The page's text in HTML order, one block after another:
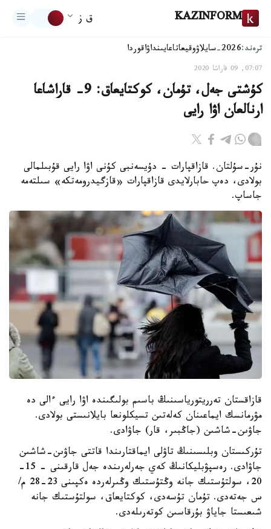
KAZINFORM ق ز
ترەند:2026-سايلاۋ وقيعاتاعايىنداۋاقوردا
07:07, 09 قاراشا 2020
كۇشتى جەل، تۇمان، كوكتايعاق: 9- قاراشاعا
ارنالعان اۋا رايى
نۇر-سۇلتان. قازاقپارات - دۇيسەنبى كۇنى اۋا رايى قۇبىلمالى
بولادى، دەپ حابارلايدى قازاقپارات «قازگيدرومەتكە» سىلتەمە
جاساپ.
قازاقستان تەرريتورياسىنىڭ باسىم بولىگىندە اۋا رايى ءالى دە
مۋرمانسك ايماعىنان كەلەتىن تسيكلونعا بايلانىستى بولادى.
جاۋىن-شاشىن (جاڭبىر، قار) جاۋادى.
تۇركىستان وبلىسىنىڭ تاۋلى ايماقتارىندا قاتتى جاۋىن-شاشىن
جاۋادى. رەسپۋبليكانىڭ كەي جەرلەرىندە جەل قارقىنى - 15-
20، سولتۇستىك جانە وڭتۇستىك وڭىرلەردە ەكپىنى 23-28 م/
س جەتەدى. تۇمان تۇسەدى، كوكتايعاق، سولتۇستىك جانە
شىعىستا جاياۋ بۇرقاسىن كوتەرىلەدى.